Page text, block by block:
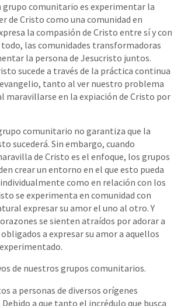
grupo comunitario es experimentar la
de Cristo como una comunidad en
la compasión de Cristo entre sí y con
las comunidades transformadoras
la persona de Jesucristo juntos.
sucede a través de la práctica continua
tanto al ver nuestro problema
maravillarse en la expiación de Cristo por
comunitario no garantiza que la
sucederá. Sin embargo, cuando
de Cristo es el enfoque, los grupos
crear un entorno en el que esto pueda
como en relación con los
se experimenta en comunidad con
expresar su amor el uno al otro. Y
se sienten atraídos por adorar a
a expresar su amor a aquellos
de nuestros grupos comunitarios.
a personas de diversos orígenes
a que tanto el incrédulo que busca